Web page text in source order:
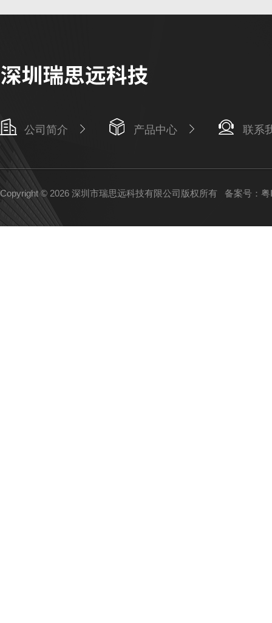
公司简介 产品中心 联系
Copyright © 2026 深圳市瑞思远科技有限公司版权所有 备案号：